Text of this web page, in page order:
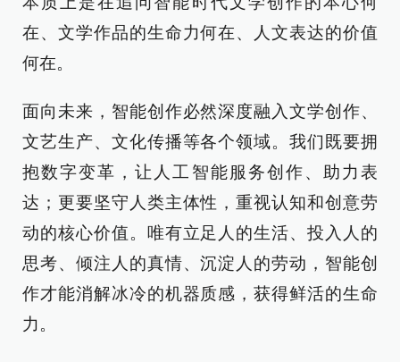
在、文学作品的生命力何在、人文表达的价值
何在。
面向未来，智能创作必然深度融入文学创作、
文艺生产、文化传播等各个领域。我们既要拥
抱数字变革，让人工智能服务创作、助力表
达；更要坚守人类主体性，重视认知和创意劳
动的核心价值。唯有立足人的生活、投入人的
思考、倾注人的真情、沉淀人的劳动，智能创
作才能消解冰冷的机器质感，获得鲜活的生命
力。